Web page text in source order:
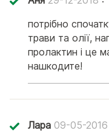
потрібно
трави та олії,
пролактин і це
нашкодите!
Лара 09-05-2016